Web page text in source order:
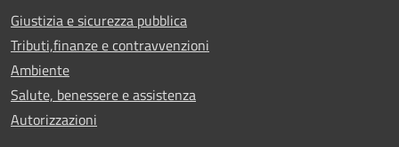
Giustizia e sicurezza pubblica
Tributi,finanze e contravvenzioni
Ambiente
Salute, benessere e assistenza
Autorizzazioni